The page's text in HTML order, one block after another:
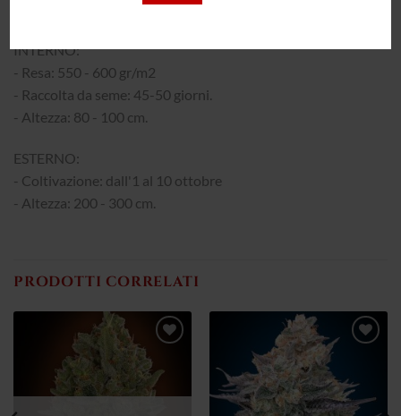
INTERNO:
- Resa: 550 - 600 gr/m2
- Raccolta da seme: 45-50 giorni.
- Altezza: 80 - 100 cm.
ESTERNO:
- Coltivazione: dall'1 al 10 ottobre
- Altezza: 200 - 300 cm.
PRODOTTI CORRELATI
Aggiungi
alla lista
dei
desideri
dei
desideri